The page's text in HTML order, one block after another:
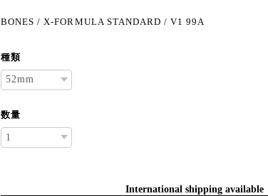
BONES / X-FORMULA STANDARD / V1 99A
種類
数量
International shipping available